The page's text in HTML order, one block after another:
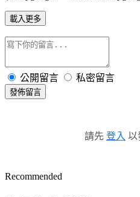
載入更多
公開留言 私密留言
發佈留言
請先 登入 以
Recommended